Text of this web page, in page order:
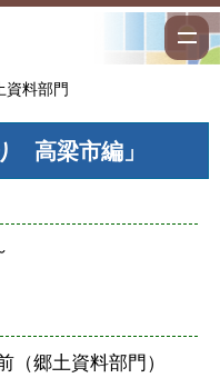
資料部門
高梁市編」
郷土資料部門）